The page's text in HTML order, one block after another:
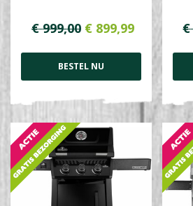
€ 999,00 € 899,99
BESTEL NU
€